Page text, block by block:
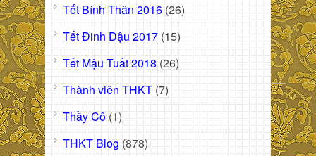
Tết Bính Thân 2016 (26)
Tết Đinh Dậu 2017 (15)
Tết Mậu Tuất 2018 (26)
Thành viên THKT (7)
Thầy Cô (1)
THKT Blog (878)